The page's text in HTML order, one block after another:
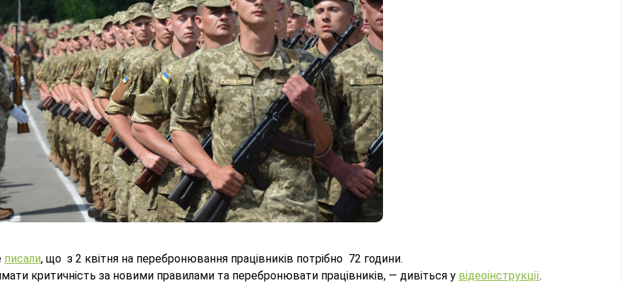
писали, що з 2 квітня на перебронювання працівників потрібно 72 години.
критичність за новими правилами та перебронювати працівників, — дивіться у відеоінструкції.